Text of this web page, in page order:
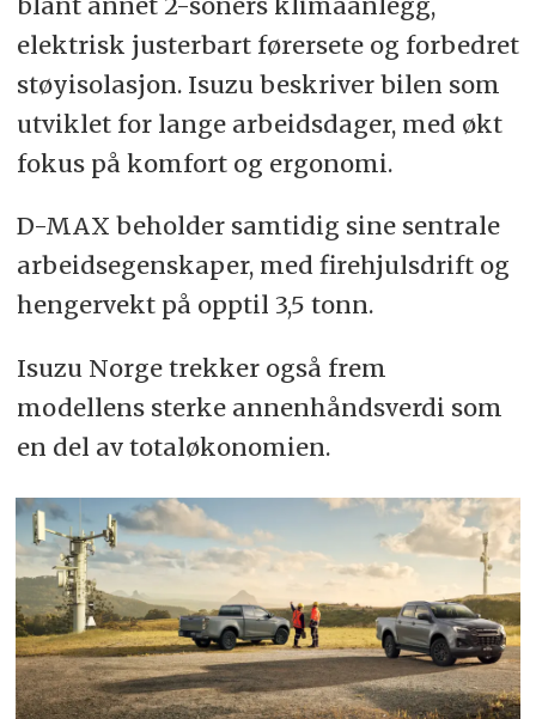
elektrisk justerbart førersete og forbedret
støyisolasjon. Isuzu beskriver bilen som
utviklet for lange arbeidsdager, med økt
fokus på komfort og ergonomi.
D-MAX beholder samtidig sine sentrale
arbeidsegenskaper, med firehjulsdrift og
hengervekt på opptil 3,5 tonn.
Isuzu Norge trekker også frem
modellens sterke annenhåndsverdi som
en del av totaløkonomien.